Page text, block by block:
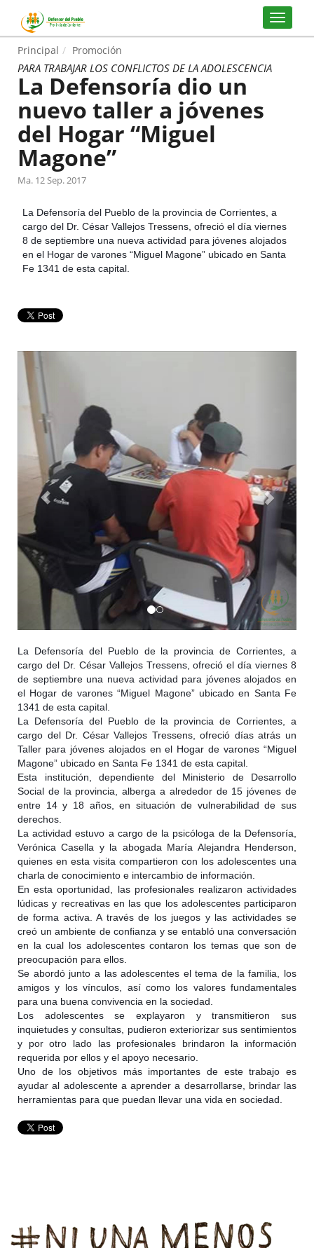
Principal Promoción
PARA TRABAJAR LOS CONFLICTOS DE LA ADOLESCENCIA
La Defensoría dio un
nuevo taller a jóvenes
del Hogar “Miguel
Magone”
Ma. 12 Sep. 2017
La Defensoría del Pueblo de la provincia de Corrientes, a
cargo del Dr. César Vallejos Tressens, ofreció el día viernes
8 de septiembre una nueva actividad para jóvenes alojados
en el Hogar de varones “Miguel Magone” ubicado en Santa
Fe 1341 de esta capital.
La Defensoría del Pueblo de la provincia de Corrientes, a
cargo del Dr. César Vallejos Tressens, ofreció el día viernes 8
de septiembre una nueva actividad para jóvenes alojados en
el Hogar de varones “Miguel Magone” ubicado en Santa Fe
1341 de esta capital.
La Defensoría del Pueblo de la provincia de Corrientes, a
cargo del Dr. César Vallejos Tressens, ofreció días atrás un
Taller para jóvenes alojados en el Hogar de varones “Miguel
Magone” ubicado en Santa Fe 1341 de esta capital.
Esta institución, dependiente del Ministerio de Desarrollo
Social de la provincia, alberga a alrededor de 15 jóvenes de
entre 14 y 18 años, en situación de vulnerabilidad de sus
derechos.
La actividad estuvo a cargo de la psicóloga de la Defensoría,
Verónica Casella y la abogada María Alejandra Henderson,
quienes en esta visita compartieron con los adolescentes una
charla de conocimiento e intercambio de información.
En esta oportunidad, las profesionales realizaron actividades
lúdicas y recreativas en las que los adolescentes participaron
de forma activa. A través de los juegos y las actividades se
creó un ambiente de confianza y se entabló una conversación
en la cual los adolescentes contaron los temas que son de
preocupación para ellos.
Se abordó junto a las adolescentes el tema de la familia, los
amigos y los vínculos, así como los valores fundamentales
para una buena convivencia en la sociedad.
Los adolescentes se explayaron y transmitieron sus
inquietudes y consultas, pudieron exteriorizar sus sentimientos
y por otro lado las profesionales brindaron la información
requerida por ellos y el apoyo necesario.
Uno de los objetivos más importantes de este trabajo es
ayudar al adolescente a aprender a desarrollarse, brindar las
herramientas para que puedan llevar una vida en sociedad.